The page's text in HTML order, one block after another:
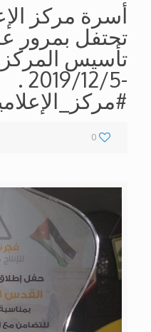
أسرة مركز
تحتفل بمرور
-2019/12/5 .
0